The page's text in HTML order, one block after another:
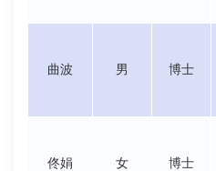
曲波 男 博士
佟娟 女 博士